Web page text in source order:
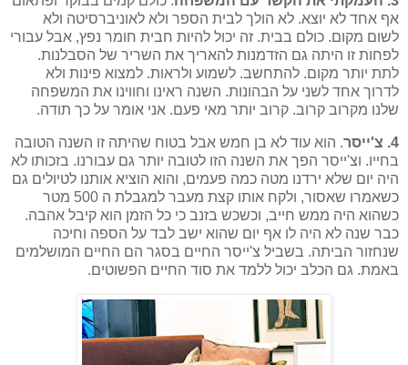
אף אחד לא יוצא. לא הולך לבית הספר ולא לאוניברסיטה ולא
לשום מקום. כולם בבית. זה יכול להיות חבית חומר נפץ, אבל עבורי
לפחות זו היתה גם הזדמנות להאריך את השריר של הסבלנות.
לתת יותר מקום. להתחשב. לשמוע ולראות. למצוא פינות ולא
לדרוך אחד לשני על הבהונות. השנה ראינו וחווינו את המשפחה
שלנו מקרוב קרוב. קרוב יותר מאי פעם. אני אומר על כך תודה.
4. צ'ייסר
. הוא עוד לא בן חמש אבל בטוח שהיתה זו השנה הטובה
בחייו. וצ'ייסר הפך את השנה הזו לטובה יותר גם עבורנו. בזכותו לא
היה יום שלא ירדנו מטה כמה פעמים, והוא הוציא אותנו לטיולים גם
כשאמרו שאסור, ולקח אותו קצת מעבר למגבלת ה 500 מטר
כשהוא היה ממש חייב, וכשכש בזנב כי כל הזמן הוא קיבל אהבה.
כבר שנה לא היה לו אף יום שהוא ישב לבד על הספה וחיכה
שנחזור הביתה. בשביל צ'ייסר החיים בסגר הם החיים המושלמים
באמת. גם הכלב יכול ללמד את סוד החיים הפשוטים.